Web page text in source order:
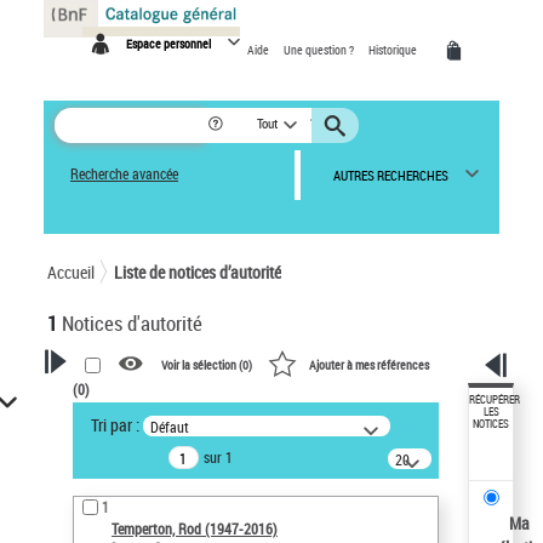
Espace personnel Aide Une question ? Historique
Tout
Recherche avancée AUTRES RECHERCHES
Accueil Liste de notices d’autorité
1 Notices d'autorité
VOTRE RECHERCHE
Recherche avancée dans les
notices d’autorité
Œuvres liées à l'auteur :
Temperton, Rod (1947-2016)
Voir la sélection (0) Ajouter à mes références
(0)
Tri par : Défaut
sur 1
20
résultats/page
1
Temperton, Rod (1947-2016)
RÉCUPÉRER
LES
NOTICES
Ma
Panneau de gestion des cookies